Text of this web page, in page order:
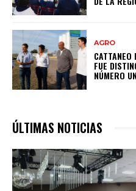
AGRO
FUE
NÚMERO
ÚLTIMAS NOTICIAS